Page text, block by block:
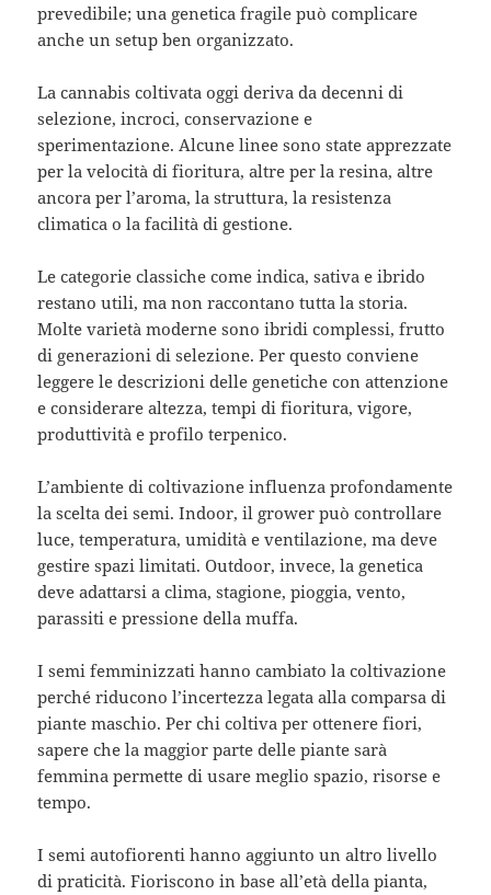
prevedibile; una genetica fragile può complicare
anche un setup ben organizzato.
La cannabis coltivata oggi deriva da decenni di
selezione, incroci, conservazione e
sperimentazione. Alcune linee sono state apprezzate
per la velocità di fioritura, altre per la resina, altre
ancora per l’aroma, la struttura, la resistenza
climatica o la facilità di gestione.
Le categorie classiche come indica, sativa e ibrido
restano utili, ma non raccontano tutta la storia.
Molte varietà moderne sono ibridi complessi, frutto
di generazioni di selezione. Per questo conviene
leggere le descrizioni delle genetiche con attenzione
e considerare altezza, tempi di fioritura, vigore,
produttività e profilo terpenico.
L’ambiente di coltivazione influenza profondamente
la scelta dei semi. Indoor, il grower può controllare
luce, temperatura, umidità e ventilazione, ma deve
gestire spazi limitati. Outdoor, invece, la genetica
deve adattarsi a clima, stagione, pioggia, vento,
parassiti e pressione della muffa.
I semi femminizzati hanno cambiato la coltivazione
perché riducono l’incertezza legata alla comparsa di
piante maschio. Per chi coltiva per ottenere fiori,
sapere che la maggior parte delle piante sarà
femmina permette di usare meglio spazio, risorse e
tempo.
I semi autofiorenti hanno aggiunto un altro livello
di praticità. Fioriscono in base all’età della pianta,